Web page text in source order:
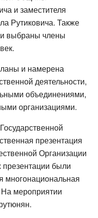
и заместителя
Рутиковича. Также
выбраны члены
и намерена
деятельности,
объединениями,
организациями.
презентация
Организации
были
многонациональная
мероприятии